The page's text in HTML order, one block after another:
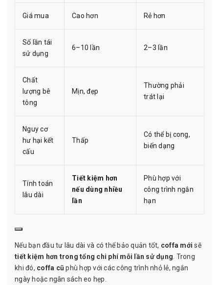
Giá mua Cao hơn Rẻ hơn
Số lần tái
sử dụng
6–10 lần 2–3 lần
Chất
lượng bê
tông
Mịn, đẹp
Thường phải
trát lại
Nguy cơ
hư hại kết
cấu
Thấp
Có thể bị cong,
biến dạng
Tính toán
lâu dài
Tiết kiệm hơn
nếu dùng nhiều
lần
Phù hợp với
công trình ngắn
hạn
Nếu bạn đầu tư lâu dài và có thể bảo quản tốt, coffa mới sẽ
tiết kiệm hơn trong tổng chi phí mỗi lần sử dụng . Trong
khi đó, coffa cũ phù hợp với các công trình nhỏ lẻ, ngắn
ngày hoặc ngân sách eo hẹp.